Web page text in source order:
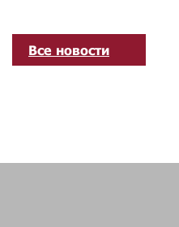
Все новости